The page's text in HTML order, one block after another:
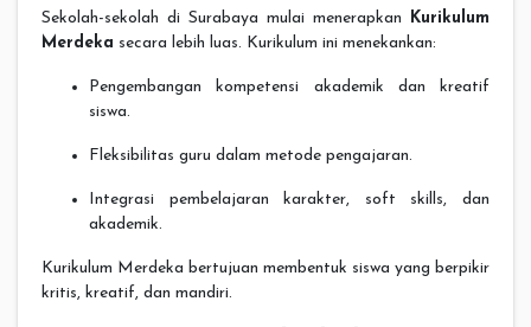
Sekolah-sekolah di Surabaya mulai menerapkan Kurikulum
Merdeka secara lebih luas. Kurikulum ini menekankan:
Pengembangan kompetensi akademik dan kreatif
siswa.
Fleksibilitas guru dalam metode pengajaran.
Integrasi pembelajaran karakter, soft skills, dan
akademik.
Kurikulum Merdeka bertujuan membentuk siswa yang berpikir
kritis, kreatif, dan mandiri.